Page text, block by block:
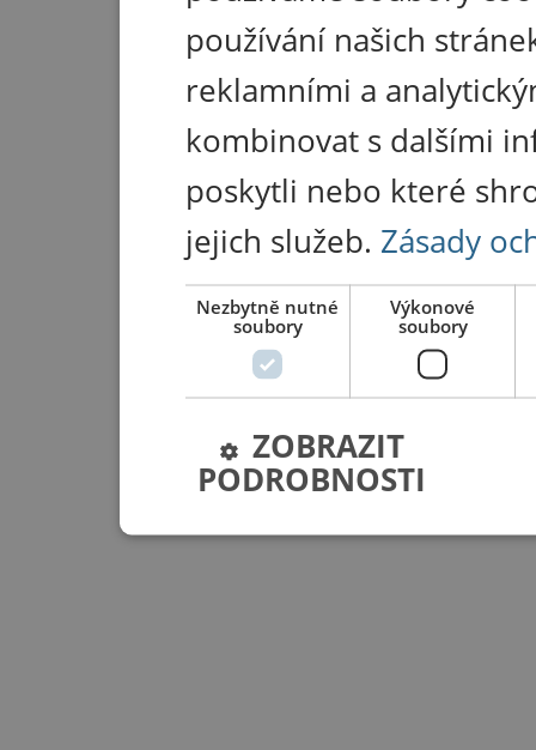
používání našich
reklamními a
kombinovat s dalšími
poskytli nebo které
jejich služeb. Zásady
Nezbytně nutné
soubory
Výkonové
soubory
ZOBRAZIT
PODROBNOSTI